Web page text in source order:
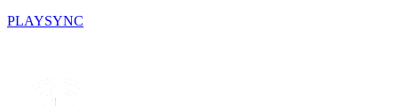
PLAYSYNC